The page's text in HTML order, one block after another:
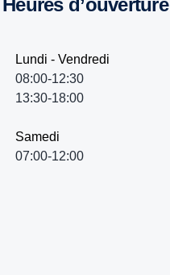
Heures d’ouverture
Lundi - Vendredi
08:00-12:30
13:30-18:00
Samedi
07:00-12:00